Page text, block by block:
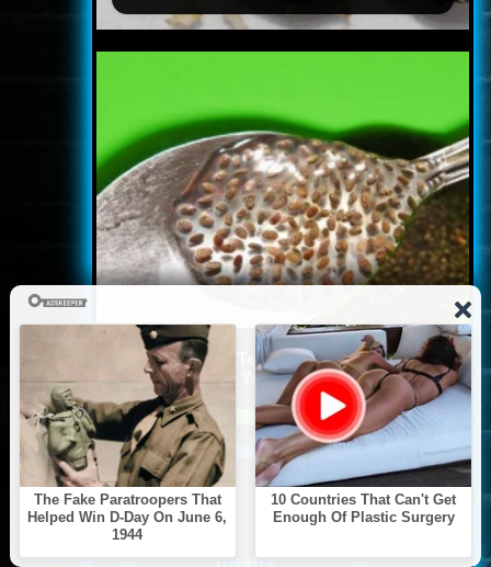
Doctor: One Teaspoon Kills
All Worms in Your Body!
ARCHÍVUM